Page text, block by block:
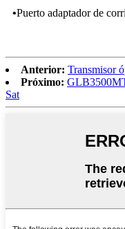
•Puerto adaptador de
Anterior: Transmisor
Próximo:
Sat